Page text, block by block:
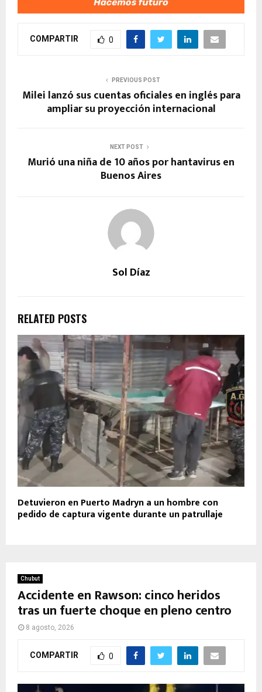
COMPARTIR 0
PREVIOUS POST
Milei lanzó sus cuentas oficiales en inglés para
ampliar su proyección internacional
NEXT POST
Murió una niña de 10 años por hantavirus en
Buenos Aires
Sol Díaz
RELATED POSTS
Detuvieron en Puerto Madryn a un hombre con
pedido de captura vigente durante un patrullaje
Chubut
Accidente en Rawson: cinco heridos
tras un fuerte choque en pleno centro
8 agosto, 2026
COMPARTIR 0